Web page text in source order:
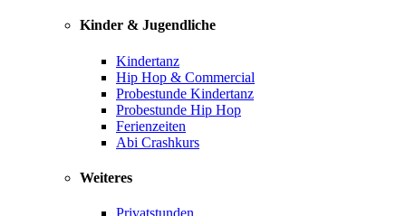
Kinder & Jugendliche
Kindertanz
Hip Hop & Commercial
Probestunde Kindertanz
Probestunde Hip Hop
Ferienzeiten
Abi Crashkurs
Weiteres